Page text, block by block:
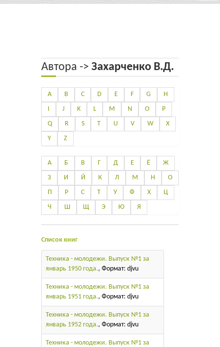
Автора -> Захарченко В.Д.
A B C D E F G
H
I
J K L M N O
P
Q
R S T U V W
X
Y
Z
А Б В Г Д Е Ё
Ж
З
И Й К Л М Н
О
П
Р С Т У Ф Х
Ц
Ч
Ш Щ Э Ю Я
Список книг
Техника - молодежи. Выпуск №1 за
январь 1950 года., Формат: djvu
Техника - молодежи. Выпуск №1 за
январь 1951 года., Формат: djvu
Техника - молодежи. Выпуск №1 за
январь 1952 года., Формат: djvu
Техника - молодежи. Выпуск №1 за